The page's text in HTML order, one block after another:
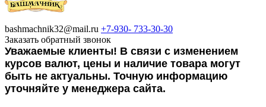
bashmachnik32@mail.ru +7-930- 733-30-30
Заказать обратный звонок
Уважаемые клиенты! В связи с изменением
курсов валют, цены и наличие товара могут
быть не актуальны. Точную информацию
уточняйте у менеджера сайта.